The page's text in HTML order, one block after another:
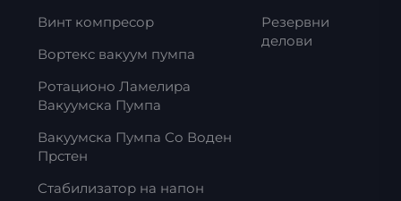
Винт компресор
Вортекс вакуум пумпа
Ротационо Ламелира
Вакуумска Пумпа
Вакуумска Пумпа Со Воден
Прстен
Стабилизатор на напон
Резервни
делови